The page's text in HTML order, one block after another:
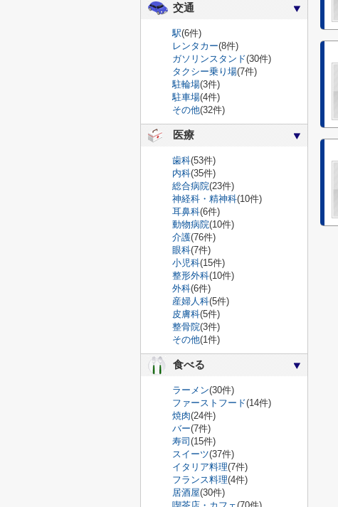
交通
駅(6件)
レンタカー(8件)
ガソリンスタンド(30件)
タクシー乗り場(7件)
駐輪場(3件)
駐車場(4件)
その他(32件)
医療
歯科(53件)
内科(35件)
総合病院(23件)
神経科・精神科(10件)
耳鼻科(6件)
動物病院(10件)
介護(76件)
眼科(7件)
小児科(15件)
整形外科(10件)
外科(6件)
産婦人科(5件)
皮膚科(5件)
整骨院(3件)
その他(1件)
食べる
ラーメン(30件)
ファーストフード(14件)
焼肉(24件)
バー(7件)
寿司 (15件)
スイーツ(37件)
イタリア料理(7件)
フランス料理(4件)
居酒屋(30件)